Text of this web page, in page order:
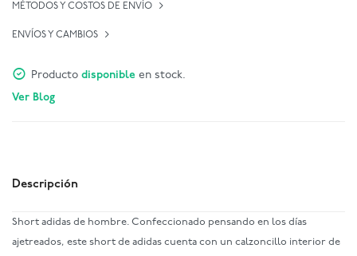
MÉTODOS Y COSTOS DE ENVÍO
ENVÍOS Y CAMBIOS
Producto disponible en stock.
Ver Blog
Descripción
Short adidas de hombre. Confeccionado pensando en los días
ajetreados, este short de adidas cuenta con un calzoncillo interior de